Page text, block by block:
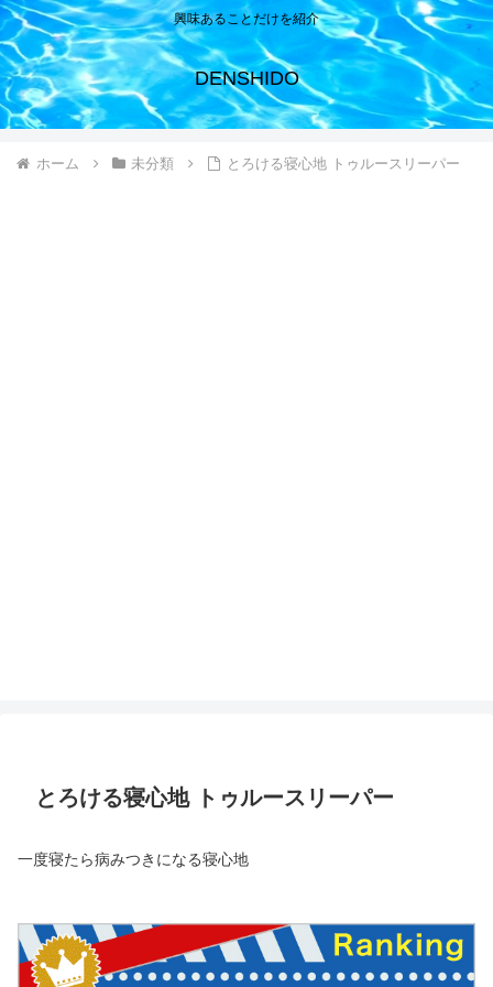
興味あることだけを紹介
DENSHIDO
ホーム 未分類 とろける寝心地 トゥルースリーパー
とろける寝心地 トゥルースリーパー
一度寝たら病みつきになる寝心地